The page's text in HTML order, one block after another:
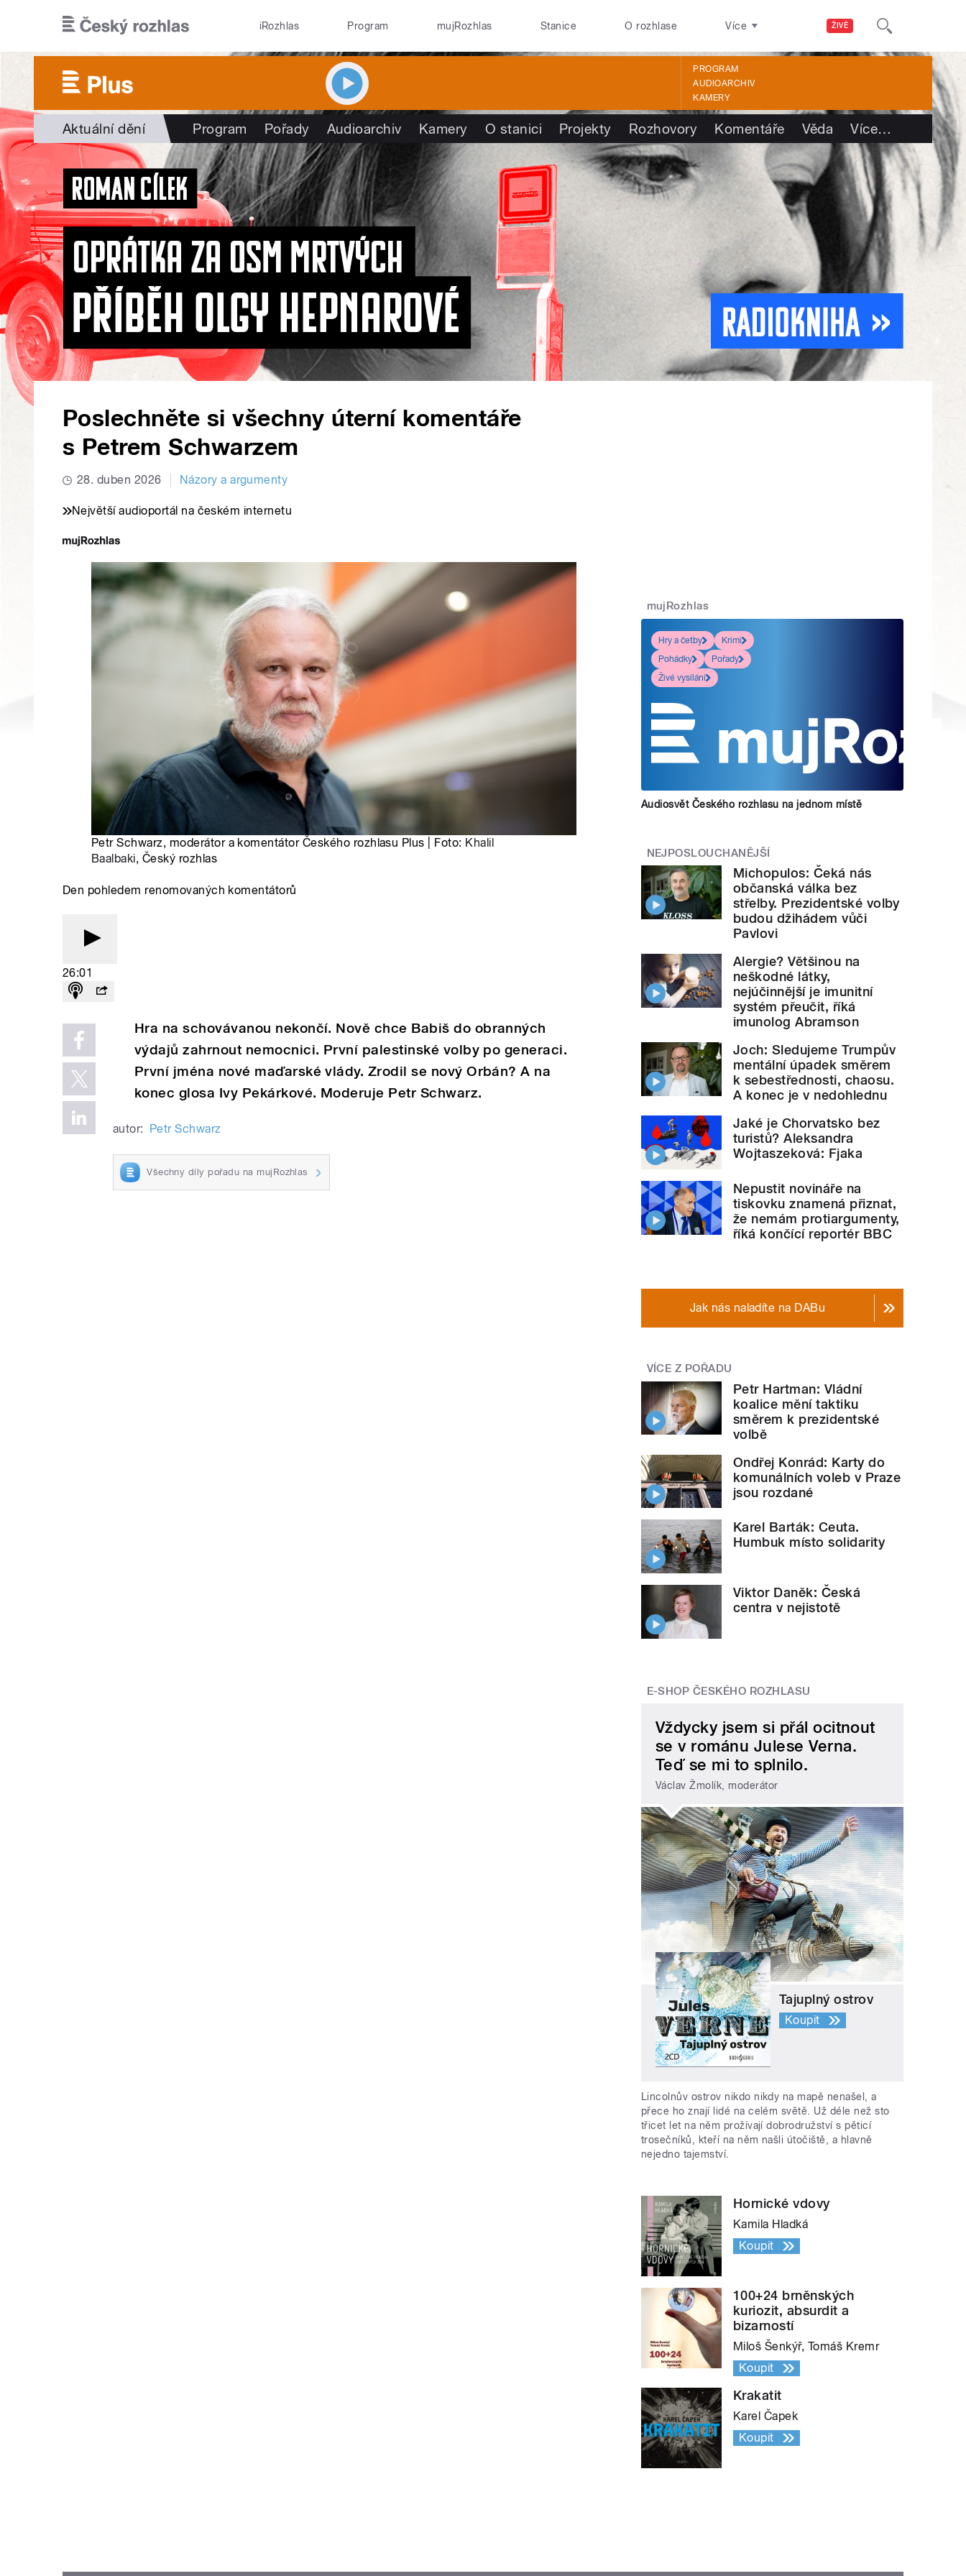
ŽIVĚ
iRozhlas Program mujRozhlas Stanice O rozhlase Více
PROGRAM
AUDIOARCHIV
KAMERY
Aktuální dění Program Pořady Audioarchiv Kamery O stanici Projekty Rozhovory Komentáře Věda Více…
Poslechněte si všechny úterní komentáře
s Petrem Schwarzem
28. duben 2026 Názory a argumenty
Největší audioportál na českém internetu
Petr Schwarz, moderátor a komentátor Českého rozhlasu Plus | Foto: Khalil
Baalbaki, Český rozhlas
Den pohledem renomovaných komentátorů
26:01
Hra na schovávanou nekončí. Nově chce Babiš do obranných
výdajů zahrnout nemocnici. První palestinské volby po generaci.
První jména nové maďarské vlády. Zrodil se nový Orbán? A na
konec glosa Ivy Pekárkové. Moderuje Petr Schwarz.
autor: Petr Schwarz
Všechny díly pořadu na mujRozhlas
mujRozhlas
Hry a četby
Krimi
Pohádky
Pořady
Živé vysílání
Audiosvět Českého rozhlasu na jednom místě
NEJPOSLOUCHANĚJŠÍ
Michopulos: Čeká nás
občanská válka bez
střelby. Prezidentské volby
budou džihádem vůči
Pavlovi
Alergie? Většinou na
neškodné látky,
nejúčinnější je imunitní
systém přeučit, říká
imunolog Abramson
Joch: Sledujeme Trumpův
mentální úpadek směrem
k sebestřednosti, chaosu.
A konec je v nedohlednu
Jaké je Chorvatsko bez
turistů? Aleksandra
Wojtaszeková: Fjaka
Nepustit novináře na
tiskovku znamená přiznat,
že nemám protiargumenty,
říká končící reportér BBC
Jak nás naladíte na DABu
VÍCE Z POŘADU
Petr Hartman: Vládní
koalice mění taktiku
směrem k prezidentské
volbě
Ondřej Konrád: Karty do
komunálních voleb v Praze
jsou rozdané
Karel Barták: Ceuta.
Humbuk místo solidarity
Viktor Daněk: Česká
centra v nejistotě
E-SHOP ČESKÉHO ROZHLASU
Vždycky jsem si přál ocitnout
se v románu Julese Verna.
Teď se mi to splnilo.
Václav Žmolík, moderátor
Tajuplný ostrov
Koupit
Lincolnův ostrov nikdo nikdy na mapě nenašel, a
přece ho znají lidé na celém světě. Už déle než sto
třicet let na něm prožívají dobrodružství s pěticí
trosečníků, kteří na něm našli útočiště, a hlavně
nejedno tajemství.
Hornické vdovy
Kamila Hladká
Koupit
100+24 brněnských
kuriozit, absurdit a
bizarností
Miloš Šenkýř, Tomáš Kremr
Koupit
Krakatit
Karel Čapek
Koupit